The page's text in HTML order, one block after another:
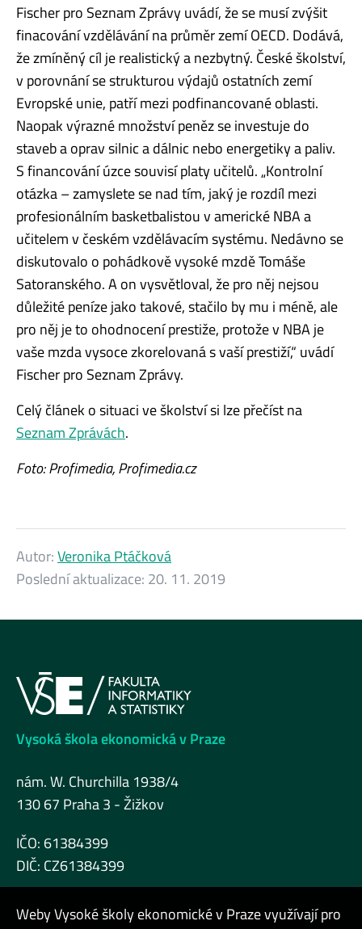
Fischer pro Seznam Zprávy uvádí, že se musí zvýšit
finacování vzdělávání na průměr zemí OECD. Dodává,
že zmíněný cíl je realistický a nezbytný. České školství,
v porovnání se strukturou výdajů ostatních zemí
Evropské unie, patří mezi podfinancované oblasti.
Naopak výrazné množství peněz se investuje do
staveb a oprav silnic a dálnic nebo energetiky a paliv.
S financování úzce souvisí platy učitelů. „Kontrolní
otázka – zamyslete se nad tím, jaký je rozdíl mezi
profesionálním basketbalistou v americké NBA a
učitelem v českém vzdělávacím systému. Nedávno se
diskutovalo o pohádkově vysoké mzdě Tomáše
Satoranského. A on vysvětloval, že pro něj nejsou
důležité peníze jako takové, stačilo by mu i méně, ale
pro něj je to ohodnocení prestiže, protože v NBA je
vaše mzda vysoce zkorelovaná s vaší prestiží,“ uvádí
Fischer pro Seznam Zprávy.
Celý článek o situaci ve školství si lze přečíst na
Seznam Zprávách.
Foto: Profimedia, Profimedia.cz
Autor:Veronika Ptáčková
Poslední aktualizace: 20. 11. 2019
Vysoká škola ekonomická v Praze
nám. W. Churchilla 1938/4
130 67 Praha 3 - Žižkov
IČO: 61384399
DIČ: CZ61384399
Weby Vysoké školy ekonomické v Praze využívají pro